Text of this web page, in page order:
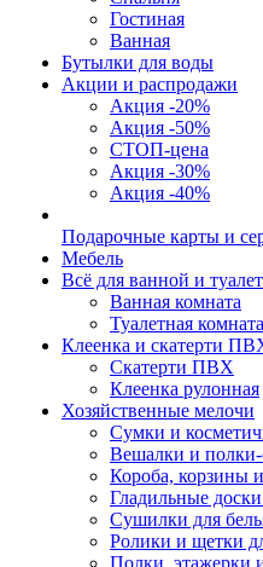
Гостиная
Ванная
Бутылки для воды
Акции и распродажи
Акция -20%
Акция -50%
СТОП-цена
Акция -30%
Акция -40%
Подарочные карты и
Мебель
Всё для ванной и
Ванная комната
Туалетная комната
Клеенка и скатерти
Скатерти ПВХ
Клеенка рулонная
Хозяйственные мелочи
Сумки и
Вешалки и полки-
Короба, корзины
Гладильные
Сушилки для
Ролики и щетки
Полки, этажерки